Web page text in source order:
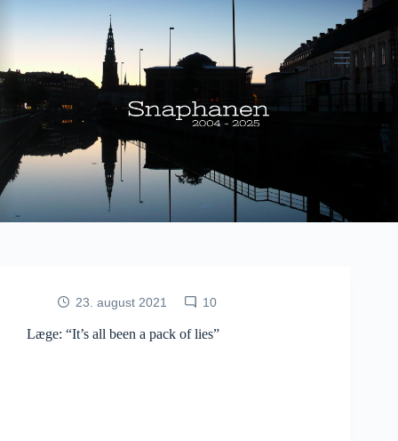
23. august 2021 10
Læge: “It’s all been a pack of lies”